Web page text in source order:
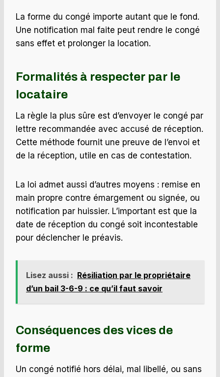
La forme du congé importe autant que le fond.
Une notification mal faite peut rendre le congé
sans effet et prolonger la location.
Formalités à respecter par le
locataire
La règle la plus sûre est d’envoyer le congé par
lettre recommandée avec accusé de réception.
Cette méthode fournit une preuve de l’envoi et
de la réception, utile en cas de contestation.
La loi admet aussi d’autres moyens : remise en
main propre contre émargement ou signée, ou
notification par huissier. L’important est que la
date de réception du congé soit incontestable
pour déclencher le préavis.
Lisez aussi : Résiliation par le propriétaire
d’un bail 3-6-9 : ce qu’il faut savoir
Conséquences des vices de
forme
Un congé notifié hors délai, mal libellé, ou sans